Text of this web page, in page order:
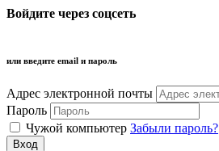
Войдите через соцсеть
или введите email и пароль
Адрес электронной почты
Пароль
Чужой компьютер Забыли пароль?